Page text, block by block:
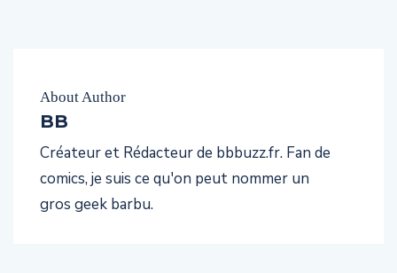
About Author
BB
Créateur et Rédacteur de bbbuzz.fr. Fan de
comics, je suis ce qu'on peut nommer un
gros geek barbu.